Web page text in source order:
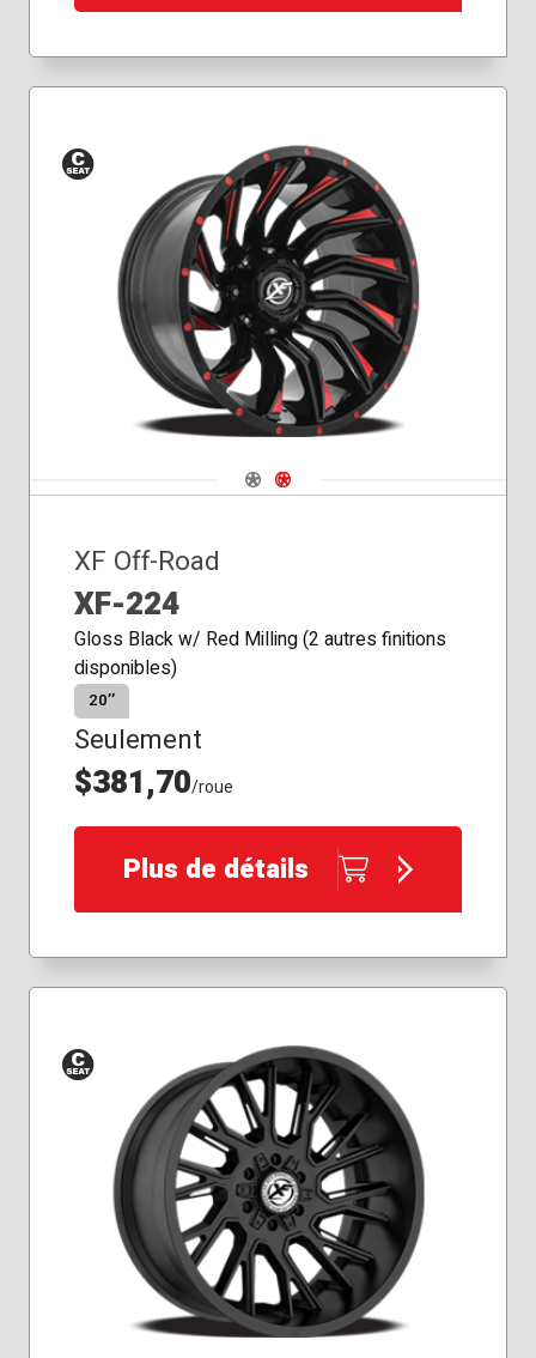
Siège
conique
Navigate 1
Navigate 2
XF Off-Road
XF-224
Gloss Black w/ Red Milling (2 autres finitions
disponibles)
20″
Seulement
$381,70/roue
Plus de détails
Siège
conique